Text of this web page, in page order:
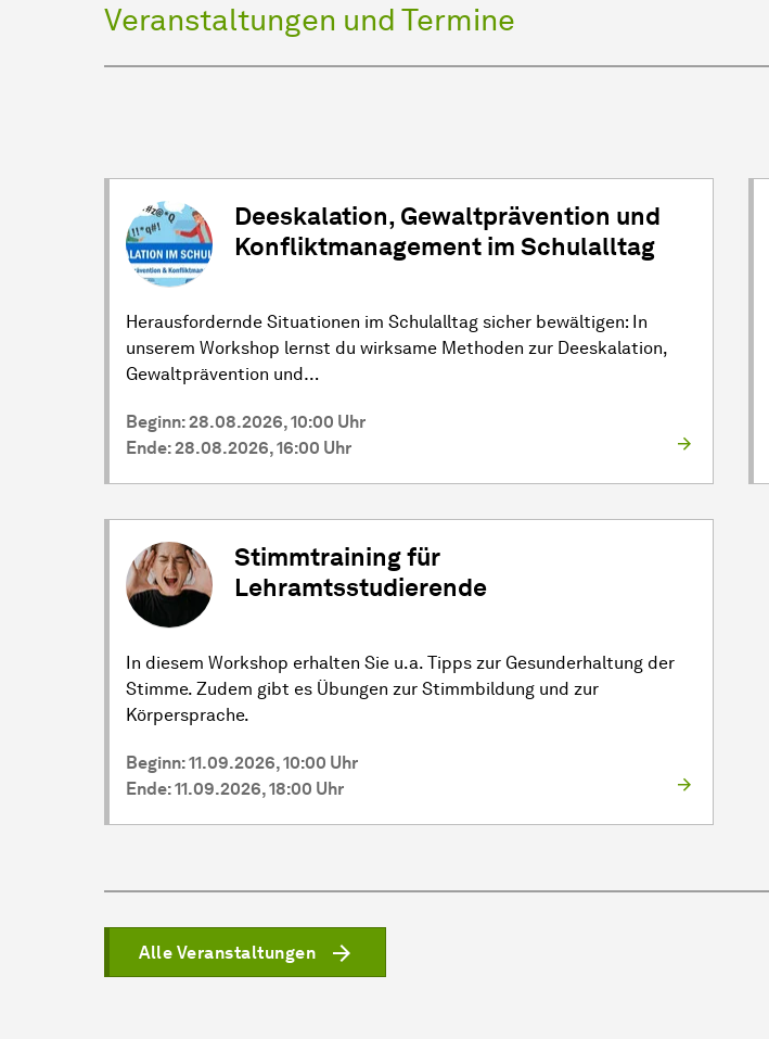
Veranstaltungen und Termine
Deeskalation, Gewaltprävention und
Konfliktmanagement im Schulalltag
Herausfordernde Situationen im Schulalltag sicher bewältigen: In
unserem Workshop lernst du wirksame Methoden zur Deeskalation,
Gewaltprävention und…
Beginn: 28.08.2026, 10:00 Uhr
Ende: 28.08.2026, 16:00 Uhr
Stimmtraining für
Lehramtsstudierende
In diesem Workshop erhalten Sie u.a. Tipps zur Gesunderhaltung der
Stimme. Zudem gibt es Übungen zur Stimmbildung und zur
Körpersprache.
Beginn: 11.09.2026, 10:00 Uhr
Ende: 11.09.2026, 18:00 Uhr
Alle Veranstaltungen